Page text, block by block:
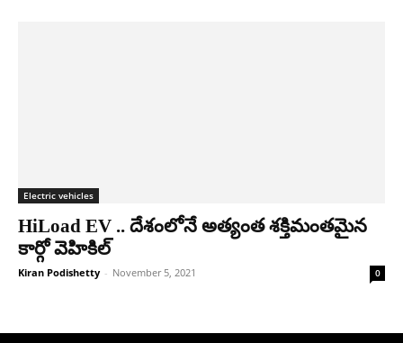
Electric vehicles
HiLoad EV .. దేశంలోనే అత్యంత శ‌క్తిమంత‌మైన
కార్గో వెహికిల్‌
Kiran Podishetty - November 5, 2021 0